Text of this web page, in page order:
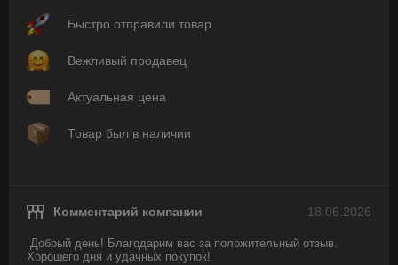
Быстро отправили товар
Вежливый продавец
Актуальная цена
Товар был в наличии
18.06.2026
Комментарий компании
Добрый день! Благодарим вас за положительный отзыв.
Хорошего дня и удачных покупок!